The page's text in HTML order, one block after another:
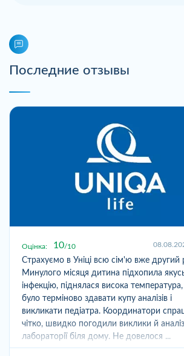
Последние отзывы
Оцінка: 10 10
Страхуємо в Уніці всю сім'ю вже другий
Минулого місяця дитина підхопила
інфекцію, піднялася висока
було терміново здавати купу аналізів і
викликати педіатра. Координатори
чітко, швидко погодили виклики й
лабораторії біля дому. Не довелося ...